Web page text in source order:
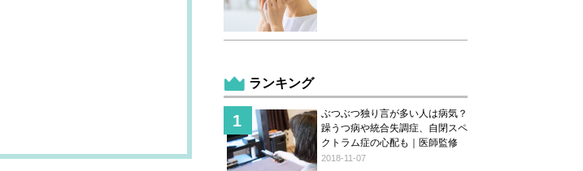
ランキング
ぶつぶつ独り言が多い人は病気？
躁うつ病や統合失調症、自閉スペ
クトラム症の心配も｜医師監修
2018-11-07